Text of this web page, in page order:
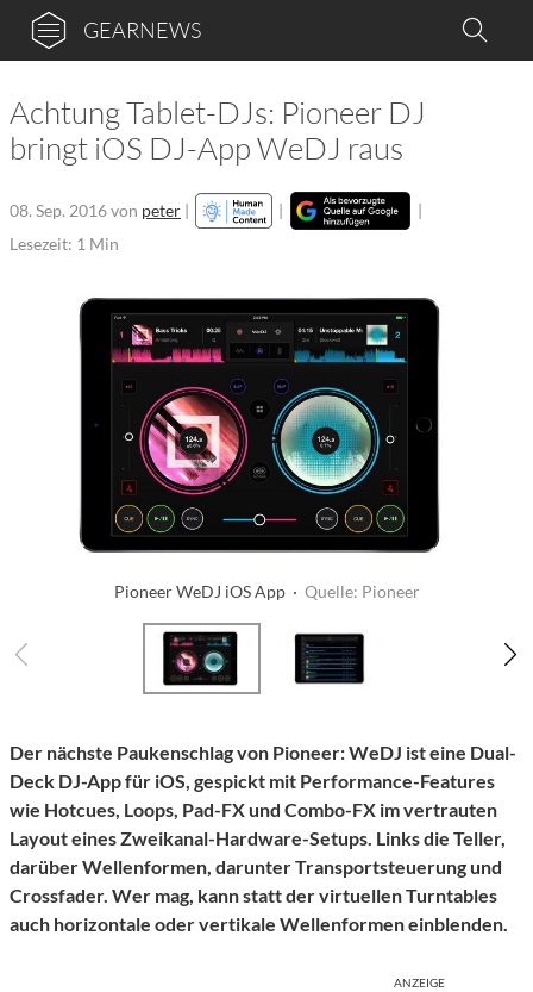
GEARNEWS
Achtung Tablet-DJs: Pioneer DJ
bringt iOS DJ-App WeDJ raus
08. Sep. 2016von peter | |
|
Lesezeit: 1 Min
Pioneer WeDJ iOS App · Quelle: Pioneer
Der nächste Paukenschlag von Pioneer: WeDJ ist eine Dual-
Deck DJ-App für iOS, gespickt mit Performance-Features
wie Hotcues, Loops, Pad-FX und Combo-FX im vertrauten
Layout eines Zweikanal-Hardware-Setups. Links die Teller,
darüber Wellenformen, darunter Transportsteuerung und
Crossfader. Wer mag, kann statt der virtuellen Turntables
auch horizontale oder vertikale Wellenformen einblenden.
ANZEIGE